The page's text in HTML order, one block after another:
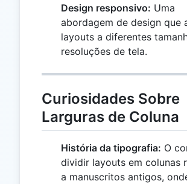
Design responsivo: Uma
abordagem de design que
layouts a diferentes
resoluções de tela.
Curiosidades Sobre
Larguras de Coluna
História da tipografia: O
dividir layouts em colunas
a manuscritos antigos,